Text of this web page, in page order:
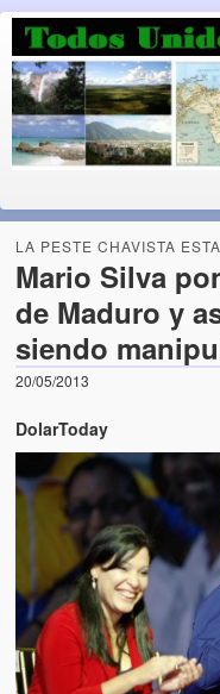
Luchando
Fuera el chavismo, la
Home
¡Bienvenido!
Blog. (Todos Unidos
Acerca de este blog
Artículos
El Tipo y los Rojos en
Teques)
Hablé con Chavistas
LA PESTE CHAVISTA
Mario Silva
de Maduro y
siendo
20/05/2013
DolarToday